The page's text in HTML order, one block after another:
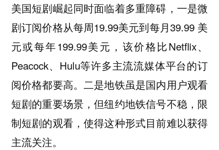
美国短剧崛起同时面临着多重障碍，一是微
剧订阅价格从每周19.99美元到每月39.99 美
元或每年199.99美元，该价格比Netflix、
Peacock、Hulu等许多主流流媒体平台的订
阅价格都要高。二是地铁虽是国内用户观看
短剧的重要场景，但纽约地铁信号不稳，限
制短剧的观看，使得这种形式目前难以获得
主流关注。